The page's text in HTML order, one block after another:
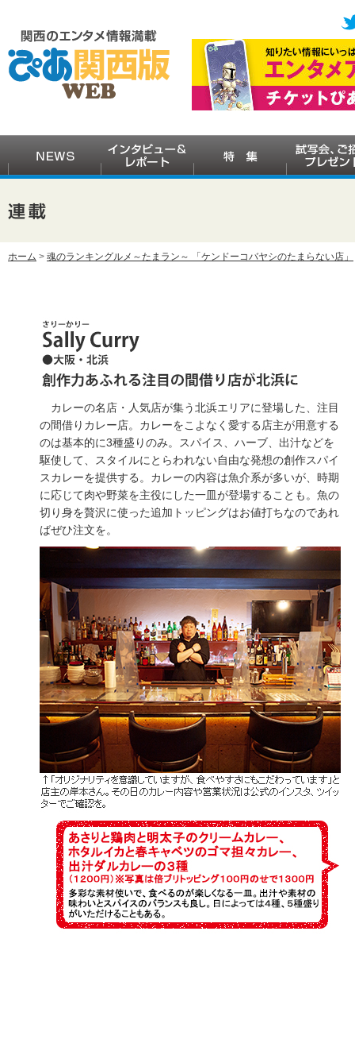
ホーム > 魂のランキングルメ～たまラン～ 「ケンドーコバヤシのたまらない店」
カレーの名店・人気店が集う北浜エリアに登場した、注目
の間借りカレー店。カレーをこよなく愛する店主が用意する
のは基本的に3種盛りのみ。スパイス、ハーブ、出汁などを
駆使して、スタイルにとらわれない自由な発想の創作スパイ
スカレーを提供する。カレーの内容は魚介系が多いが、時期
に応じて肉や野菜を主役にした一皿が登場することも。魚の
切り身を贅沢に使った追加トッピングはお値打ちなのであれ
ばぜひ注文を。